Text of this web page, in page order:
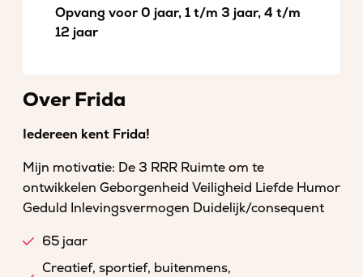
Opvang voor 0 jaar, 1 t/m 3 jaar, 4 t/m
12 jaar
Over Frida
Iedereen kent Frida!
Mijn motivatie: De 3 RRR Ruimte om te
ontwikkelen Geborgenheid Veiligheid Liefde Humor
Geduld Inlevingsvermogen Duidelijk/consequent
65 jaar
Creatief, sportief, buitenmens,